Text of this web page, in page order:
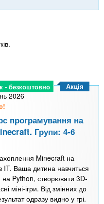
- безкоштовно
2026
програмування на
Групи: 4-6
Minecraft на
IT. Ваша дитина навчиться
на Python, створювати 3D-
міні-ігри. Від змінних до
одразу видно у грі.
Акція